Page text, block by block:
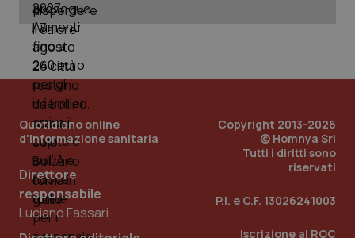
Quotidiano online
d'informazione sanitaria
Direttore
responsabile
Luciano Fassari
Copyright 2013-2026
© Homnya Srl
Tutti i diritti sono
riservati
P.I. e C.F. 13026241003
Iscrizione al ROC
_ga_KM60CM4NPH .quotidianosanita.it
1